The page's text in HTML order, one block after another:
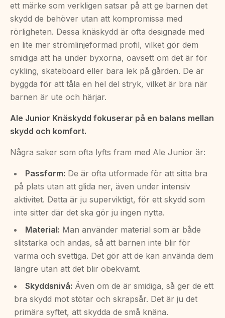
ett märke som verkligen satsar på att ge barnen det
skydd de behöver utan att kompromissa med
rörligheten. Dessa knäskydd är ofta designade med
en lite mer strömlinjeformad profil, vilket gör dem
smidiga att ha under byxorna, oavsett om det är för
cykling, skateboard eller bara lek på gården. De är
byggda för att tåla en hel del stryk, vilket är bra när
barnen är ute och härjar.
Ale Junior Knäskydd fokuserar på en balans mellan
skydd och komfort.
Några saker som ofta lyfts fram med Ale Junior är:
Passform: De är ofta utformade för att sitta bra
på plats utan att glida ner, även under intensiv
aktivitet. Detta är ju superviktigt, för ett skydd som
inte sitter där det ska gör ju ingen nytta.
Material: Man använder material som är både
slitstarka och andas, så att barnen inte blir för
varma och svettiga. Det gör att de kan använda dem
längre utan att det blir obekvämt.
Skyddsnivå: Även om de är smidiga, så ger de ett
bra skydd mot stötar och skrapsår. Det är ju det
primära syftet, att skydda de små knäna.